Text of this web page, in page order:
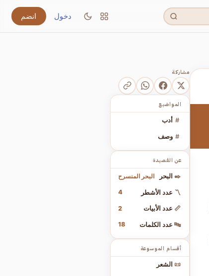
دخول انضم
مشاركة
المواضيع
# أدب
# وصف
عن القصيدة
✒️ البحر البحر المنسرح
〽️ عدد الأشطر 4
📏 عدد الأبيات 2
🔤 عدد الكلمات 18
أقسام الموسوعة
📜 الشعر